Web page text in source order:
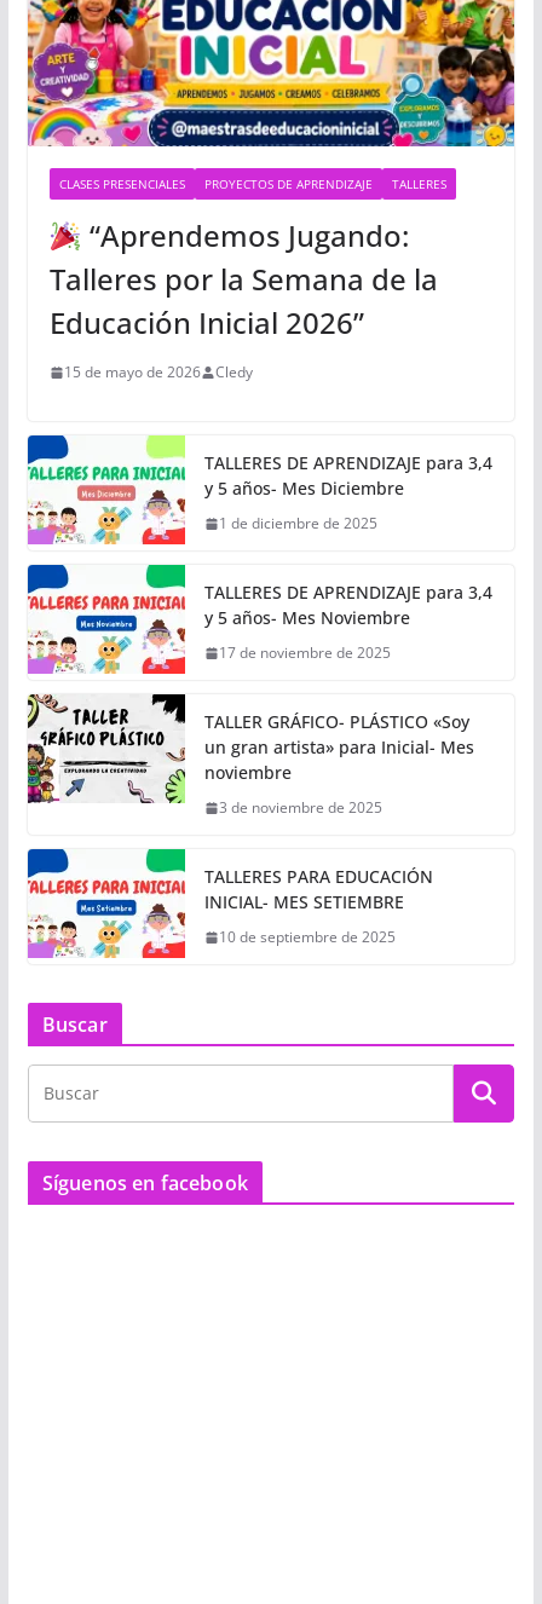
CLASES PRESENCIALES PROYECTOS DE APRENDIZAJE TALLERES
“Aprendemos Jugando:
Talleres por la Semana de la
Educación Inicial 2026”
15 de mayo de 2026 Cledy
TALLERES DE APRENDIZAJE para 3,4
y 5 años- Mes Diciembre
1 de diciembre de 2025
TALLERES DE APRENDIZAJE para 3,4
y 5 años- Mes Noviembre
17 de noviembre de 2025
TALLER GRÁFICO- PLÁSTICO «Soy
un gran artista» para Inicial- Mes
noviembre
3 de noviembre de 2025
TALLERES PARA EDUCACIÓN
INICIAL- MES SETIEMBRE
10 de septiembre de 2025
Buscar
Síguenos en facebook